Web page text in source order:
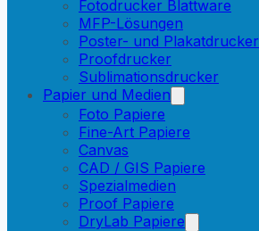
Fotodrucker Blattware
MFP-Lösungen
Poster- und Plakatdrucker
Proofdrucker
Sublimationsdrucker
Papier und Medien
Foto Papiere
Fine-Art Papiere
Canvas
CAD / GIS Papiere
Spezialmedien
Proof Papiere
DryLab Papiere